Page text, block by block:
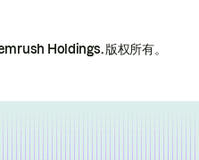
Holdings.版权所有。